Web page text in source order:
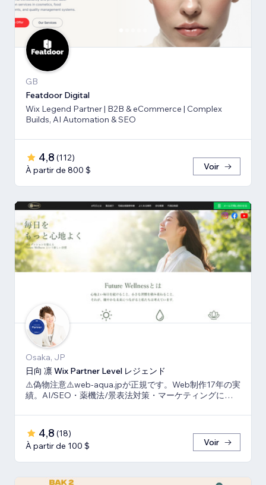
GB
Featdoor Digital
Wix Legend Partner | B2B & eCommerce | Complex
Builds, AI Automation & SEO
4,8 (112)
À partir de 800 $
Voir
Osaka, JP
日向 凛 Wix Partner Level レジェンド
⚠️偽物注意⚠️web-aqua.jpが正規です。Web制作17年の実
績。AI/SEO・薬機法/景表法対策・マーケティングに強
4,8 (18)
À partir de 100 $
Voir